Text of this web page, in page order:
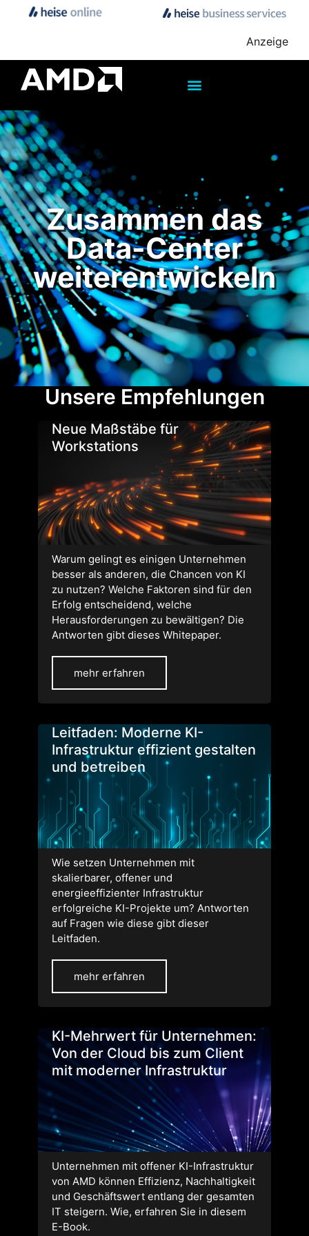
Anzeige
Zusammen das
Data-Center
weiterentwickeln
Unsere Empfehlungen
Neue Maßstäbe für
Workstations
Warum gelingt es einigen Unternehmen
besser als anderen, die Chancen von KI
zu nutzen? Welche Faktoren sind für den
Erfolg entscheidend, welche
Herausforderungen zu bewältigen? Die
Antworten gibt dieses Whitepaper.
mehr erfahren
Leitfaden: Moderne KI-
Infrastruktur effizient gestalten
und betreiben
Wie setzen Unternehmen mit
skalierbarer, offener und
energieeffizienter Infrastruktur
erfolgreiche KI-Projekte um? Antworten
auf Fragen wie diese gibt dieser
Leitfaden.
mehr erfahren
KI-Mehrwert für Unternehmen:
Von der Cloud bis zum Client
mit moderner Infrastruktur
Unternehmen mit offener KI-Infrastruktur
von AMD können Effizienz, Nachhaltigkeit
und Geschäftswert entlang der gesamten
IT steigern. Wie, erfahren Sie in diesem
E-Book.